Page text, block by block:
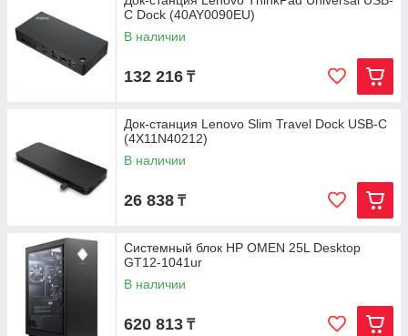
C Dock (40AY0090EU)
В наличии
132 216 ₸
Док-станция Lenovo Slim Travel Dock USB-C
(4X11N40212)
В наличии
26 838 ₸
Системный блок HP OMEN 25L Desktop
GT12-1041ur
В наличии
620 813 ₸